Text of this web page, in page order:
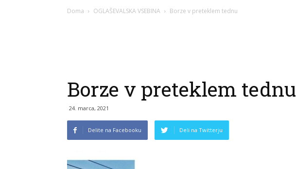
Doma OGLAŠEVALSKA VSEBINA Borze v preteklem tednu
Borze v preteklem tednu
24. marca, 2021
Delite na Facebooku Deli na Twitterju